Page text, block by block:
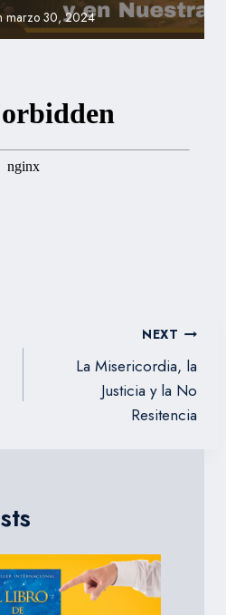
marzo 30, 2024
NEXT
La Misericordia, la
Justicia y la No
Resitencia